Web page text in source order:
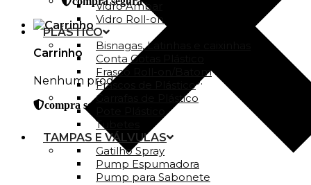
Carrinho
Nenhum produto no carrinho.
compra segura
Vidro Ambar
Vidro Roll-on
PLÁSTICO
Bisnagas, Latinhas e caixinhas
Conta Gotas Plástico
Frasco Roll-on/Batom
Frascos de Plástico
Garrafas de Plástico
Tubetes
TAMPAS E VÁLVULAS
Gatilho Spray
Pump Espumadora
Pump para Sabonete